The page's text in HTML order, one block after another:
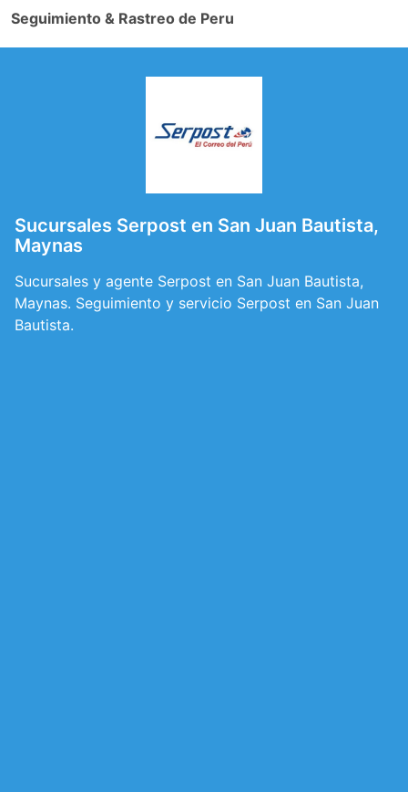
Seguimiento & Rastreo de Peru
Sucursales Serpost en San Juan Bautista,
Maynas
Sucursales y agente Serpost en San Juan Bautista,
Maynas. Seguimiento y servicio Serpost en San Juan
Bautista.